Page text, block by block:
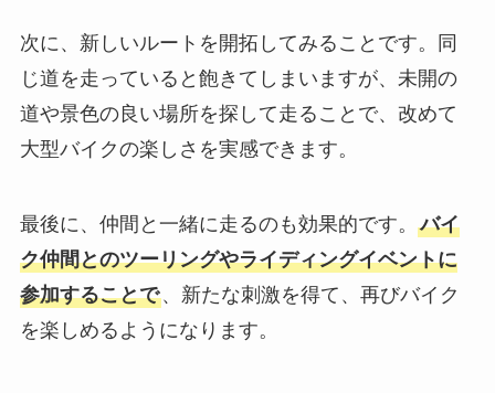
次に、新しいルートを開拓してみることです。同
じ道を走っていると飽きてしまいますが、未開の
道や景色の良い場所を探して走ることで、改めて
大型バイクの楽しさを実感できます。
最後に、仲間と一緒に走るのも効果的です。 バイ
ク仲間とのツーリングやライディングイベントに
参加することで、新たな刺激を得て、再びバイク
を楽しめるようになります。